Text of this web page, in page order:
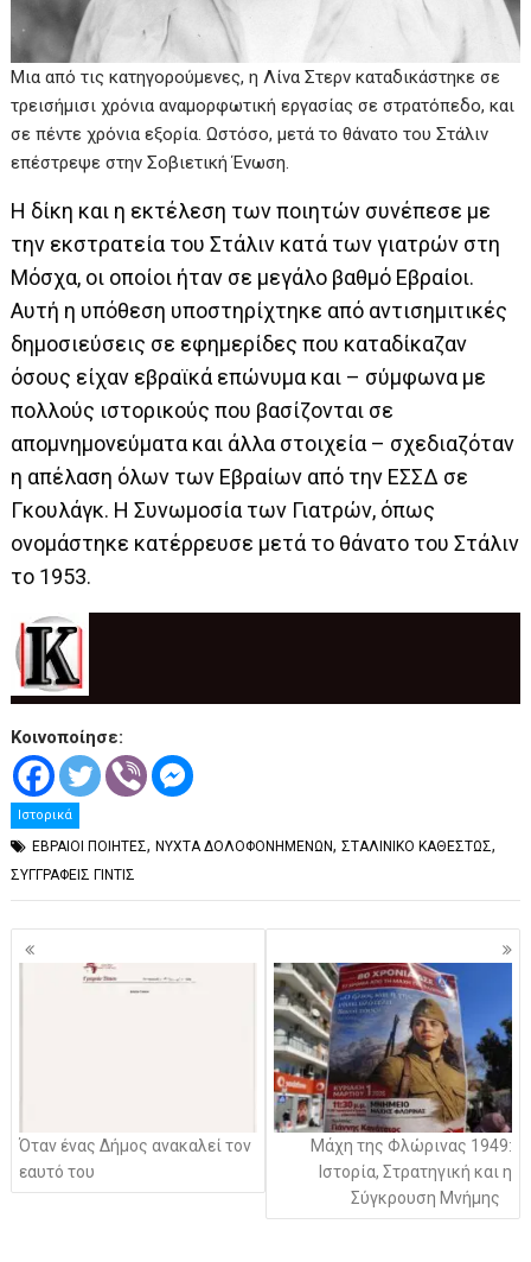
Μια από τις κατηγορούμενες, η Λίνα Στερν καταδικάστηκε σε
τρεισήμισι χρόνια αναμορφωτική εργασίας σε στρατόπεδο, και
σε πέντε χρόνια εξορία. Ωστόσο, μετά το θάνατο του Στάλιν
επέστρεψε στην Σοβιετική Ένωση.
Η δίκη και η εκτέλεση των ποιητών συνέπεσε με
την εκστρατεία του Στάλιν κατά των γιατρών στη
Μόσχα, οι οποίοι ήταν σε μεγάλο βαθμό Εβραίοι.
Αυτή η υπόθεση υποστηρίχτηκε από αντισημιτικές
δημοσιεύσεις σε εφημερίδες που καταδίκαζαν
όσους είχαν εβραϊκά επώνυμα και – σύμφωνα με
πολλούς ιστορικούς που βασίζονται σε
απομνημονεύματα και άλλα στοιχεία – σχεδιαζόταν
η απέλαση όλων των Εβραίων από την ΕΣΣΔ σε
Γκουλάγκ. Η Συνωμοσία των Γιατρών, όπως
ονομάστηκε κατέρρευσε μετά το θάνατο του Στάλιν
το 1953.
Κοινοποίησε:
Ιστορικά
ΕΒΡΑΙΟΙ ΠΟΙΗΤΕΣ,ΝΥΧΤΑ ΔΟΛΟΦΟΝΗΜΕΝΩΝ,ΣΤΑΛΙΝΙΚΟ ΚΑΘΕΣΤΩΣ,
ΣΥΓΓΡΑΦΕΙΣ ΓΙΝΤΙΣ
Πλοήγηση
άρθρων
Όταν ένας Δήμος ανακαλεί τον
εαυτό του
Μάχη της Φλώρινας 1949:
Ιστορία, Στρατηγική και η
Σύγκρουση Μνήμης